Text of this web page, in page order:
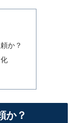
か？
か？